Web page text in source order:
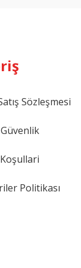
Sözleşmesi
Politikası